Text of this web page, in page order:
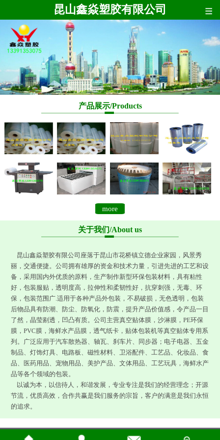
昆山鑫焱塑胶有限公司
网站首页
公司简介
产品展示
联系我们
产品展示/Products
more
关于我们/About us
昆山鑫焱塑胶有限公司座落于昆山市花桥镇立德企业家园，风景秀
丽，交通便捷。公司拥有雄厚的资金和技术力量，引进先进的工艺和设
备，采用国内外优质的原料，生产制作新型环保包装材料，具有粘性
好，包装服贴，透明度高，拉伸性和柔韧性好，抗穿刺强，无毒、环
保，包装范围广.适用于各种产品外包装，不易破损，无色透明，包装
后物品具有防潮、防尘、防氧化，防震，提升产品价值感，令产品一目
了然，晶莹剔透，凹凸有质。公司主营真空贴体膜，沙淋膜，PE环保
膜，PVC膜，海鲜水产品膜，透气纸卡，贴体包装机等真空贴体专用系
列。广泛应用于汽车散热器、轴瓦、刹车片、同步器；电子电器、五金
制品、灯饰灯具、电路板、磁性材料、卫浴配件、工艺品、化妆品、食
品、医药用品、宠物用品、美护产品、文体用品、工艺玩具，海鲜水产
品等各个领域的包装。
以诚为本，以信待人，和谐发展，专业专注是我们的经营理念；开源
节流，优质高效，合作共赢是我们服务的宗旨，客户的满意是我们永恒
的追求。